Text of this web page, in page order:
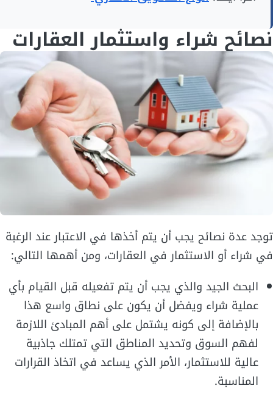
نصائح شراء واستثمار العقارات
توجد عدة نصائح يجب أن يتم أخذها في الاعتبار عند الرغبة
في شراء أو الاستثمار في العقارات، ومن أهمها التالي:
البحث الجيد والذي يجب أن يتم تفعيله قبل القيام بأي
عملية شراء ويفضل أن يكون على نطاق واسع هذا
بالإضافة إلى كونه يشتمل على أهم المبادئ اللازمة
لفهم السوق وتحديد المناطق التي تمتلك جاذبية
عالية للاستثمار، الأمر الذي يساعد في اتخاذ القرارات
المناسبة.